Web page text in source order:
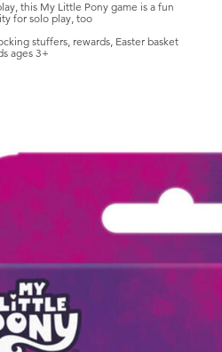
this My Little Pony game is a fun
for solo play, too
stuffers, rewards, Easter basket
ages 3+